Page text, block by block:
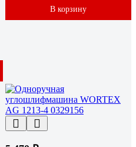
В корзину